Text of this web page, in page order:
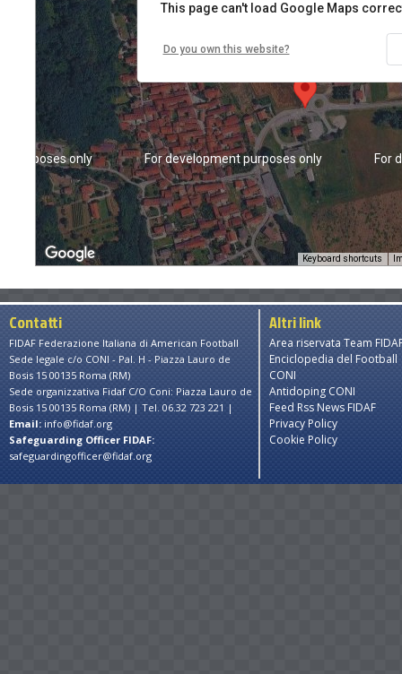
For
purposes only For development purposes only
Keyboard shortcuts
This page can't load Google Maps
Do you own this website?
Contatti
FIDAF Federazione Italiana di American Football
Sede legale c/o CONI - Pal. H - Piazza Lauro de
Bosis 15 00135 Roma (RM)
Sede organizzativa Fidaf C/O Coni: Piazza Lauro de
Bosis 15 00135 Roma (RM) | Tel. 06.32 723 221 |
Email: info@fidaf.org
Safeguarding Officer FIDAF:
safeguardingofficer@fidaf.org
Altri link
Area riservata Team
Enciclopedia del Football
CONI
Antidoping CONI
Feed Rss News FIDAF
Privacy Policy
Cookie Policy